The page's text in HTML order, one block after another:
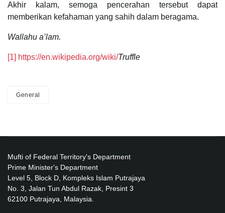
Akhir kalam, semoga pencerahan tersebut dapat
memberikan kefahaman yang sahih dalam beragama.
Wallahu a’lam.
[1] https://en.wikipedia.org/wiki/Truffle
General
Mufti of Federal Territory's Department
Prime Minister's Department
Level 5, Block D, Kompleks Islam Putrajaya
No. 3, Jalan Tun Abdul Razak, Presint 3
62100 Putrajaya, Malaysia.